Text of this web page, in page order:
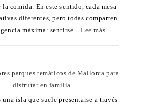
la comida. En este sentido, cada mesa
diferentes, pero todas comparten
máxima: sentirse...Lee más
parques temáticos de Mallorca para
disfrutar en familia
isla que suele presentarse a través